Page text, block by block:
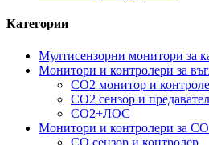
Категории
Мултисензорни монитори за
Монитори и контролери за
CO2 монитор и
CO2 сензор и предавател
CO2+ЛОС
Монитори и контролери за
CO сензор и контролер